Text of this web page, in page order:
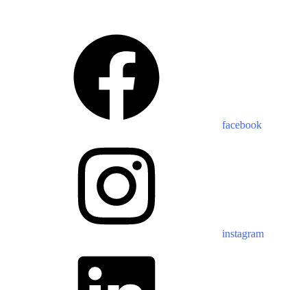
facebook
instagram